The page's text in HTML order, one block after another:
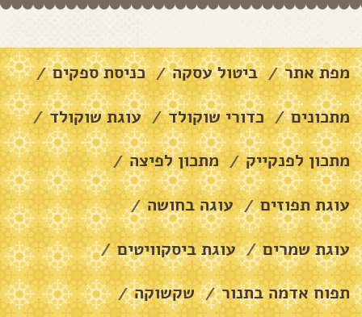
מפת אתר / ביטול עסקה / כניסת ספקים /
מתכונים / כדורי שוקולד / עוגת שוקולד /
מתכון לפנקייק / מתכון לפיצה /
עוגת תפוזים / עוגה בחושה /
עוגת שמרים / עוגת ביסקוויטים /
תפוח אדמה בתנור / שקשוקה /